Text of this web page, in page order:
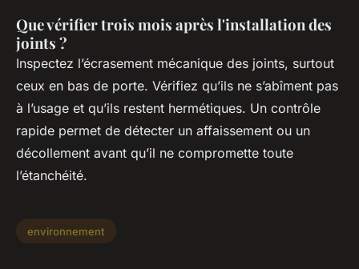
Que vérifier trois mois après l'installation des
joints ?
Inspectez l’écrasement mécanique des joints, surtout
ceux en bas de porte. Vérifiez qu’ils ne s’abîment pas
à l’usage et qu’ils restent hermétiques. Un contrôle
rapide permet de détecter un affaissement ou un
décollement avant qu’il ne compromette toute
l’étanchéité.
environnement